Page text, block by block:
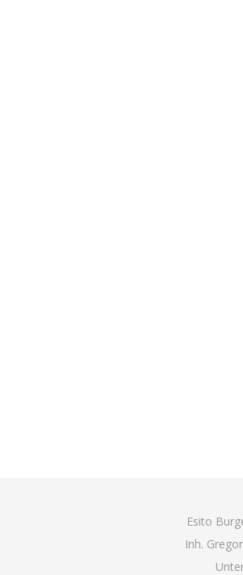
Esito
Inh.